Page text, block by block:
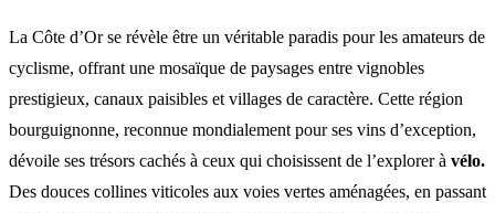
La Côte d’Or se révèle être un véritable paradis pour les amateurs de
cyclisme, offrant une mosaïque de paysages entre vignobles
prestigieux, canaux paisibles et villages de caractère. Cette région
bourguignonne, reconnue mondialement pour ses vins d’exception,
dévoile ses trésors cachés à ceux qui choisissent de l’explorer à vélo.
Des douces collines viticoles aux voies vertes aménagées, en passant